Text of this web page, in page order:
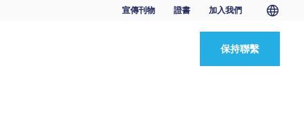
宣傳刊物 證書 加入我們
保持聯繫